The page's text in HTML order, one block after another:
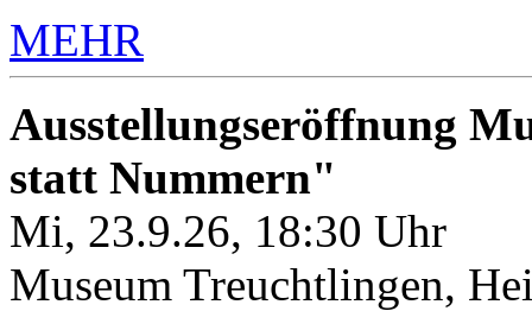
MEHR
Ausstellungseröffnung
statt Nummern"
Mi, 23.9.26, 18:30 Uhr
Museum Treuchtlingen,